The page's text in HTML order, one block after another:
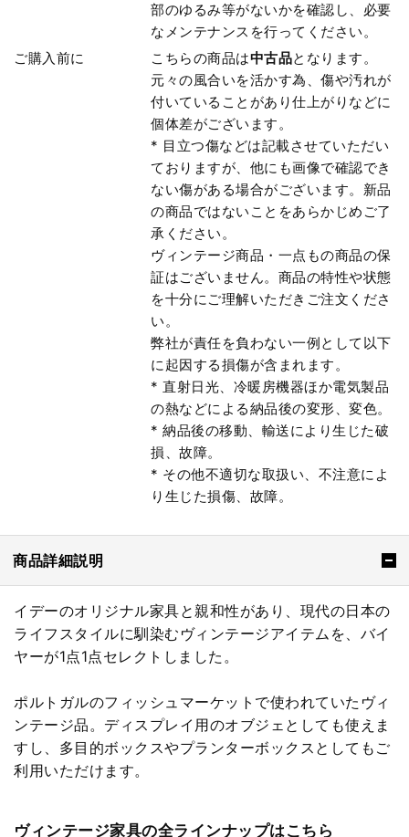
部のゆるみ等がないかを確認し、必要
なメンテナンスを行ってください。
ご購入前に
こちらの商品は中古品となります。
元々の風合いを活かす為、傷や汚れが
付いていることがあり仕上がりなどに
個体差がございます。
* 目立つ傷などは記載させていただい
ておりますが、他にも画像で確認でき
ない傷がある場合がございます。新品
の商品ではないことをあらかじめご了
承ください。
ヴィンテージ商品・一点もの商品の保
証はございません。商品の特性や状態
を十分にご理解いただきご注文くださ
い。
弊社が責任を負わない一例として以下
に起因する損傷が含まれます。
* 直射日光、冷暖房機器ほか電気製品
の熱などによる納品後の変形、変色。
* 納品後の移動、輸送により生じた破
損、故障。
* その他不適切な取扱い、不注意によ
り生じた損傷、故障。
商品詳細説明
イデーのオリジナル家具と親和性があり、現代の日本の
ライフスタイルに馴染むヴィンテージアイテムを、バイ
ヤーが1点1点セレクトしました。
ポルトガルのフィッシュマーケットで使われていたヴィ
ンテージ品。ディスプレイ用のオブジェとしても使えま
すし、多目的ボックスやプランターボックスとしてもご
利用いただけます。
ヴィンテージ家具の全ラインナップはこちら